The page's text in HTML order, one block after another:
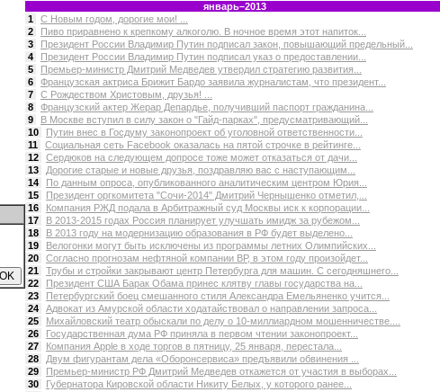
январь–2013
1
С Новым годом, дорогие мои! ...
2
Пиво приравнено к крепкому алкоголю. В ночное время этот напиток...
3
Президент России Владимир Путин подписал закон, повышающий предельный...
4
Президент России Владимир Путин подписал указ о предоставлении...
5
Премьер-министр Дмитрий Медведев утвердил стратегию развития...
6
Французская актриса Брижит Бардо заявила журналистам, что президент...
7
С Рождеством Христовым, друзья! ...
8
Французский актер Жерар Депардье, получивший паспорт гражданина...
9
В Москве вступил в силу закон о "Гайд-парках", предусматривающий...
10
Путин внес в Госдуму законопроект об уголовной ответственности...
11
Социальная сеть Facebook оказалась на пятой строчке в рейтинге...
12
Сердюков на следующем допросе тоже может отказаться от дачи...
13
Дорогие старые и новые друзья, поздравляю вас с наступающим...
14
По данным опроса, опубликованного аналитическим центром Юрия...
15
Президент оргкомитета "Сочи-2014" Дмитрий Чернышенко отметил,...
16
Компания РЖД подала в Арбитражный суд Москвы иск к корпорации...
17
В 2013-2015 годах Россия планирует улучшать имидж за рубежом...
18
В 2013 году на модернизацию образования в РФ будет выделено...
19
Велогонки могут быть исключены из программы летних Олимпийских...
20
Согласно прогнозам нефтяной компании ВР, в этом году произойдет...
21
Трубы и стройки закрывают центр Петербурга для машин. С сегодняшнего...
22
Президент США Барак Обама принес клятву главы государства на...
23
Петербургский боец смешанного стиля Александра Емельяненко учится...
24
Адвокат из Амурской области ходатайствовал о направлении запроса...
25
Михайловский театр обыскали по делу о 10-миллиардном мошенничестве....
26
Государственная дума РФ приняла в первом чтении законопроект...
27
Компания Apple в ходе торгов в пятницу, 25 января, перестала...
28
Двум фигурантам дела «Оборонсервиса» предъявили обвинения ...
29
Премьер-министр РФ Дмитрий Медведев откажется от участия в выборах...
30
Губернатора Кировской области Никиту Белых, у которого ранее...